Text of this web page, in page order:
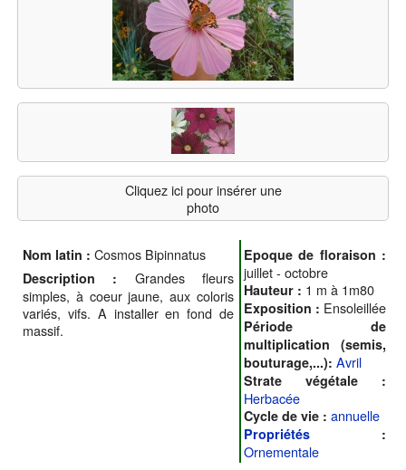
Cliquez ici pour insérer une
photo
Nom latin : Cosmos Bipinnatus
Description : Grandes fleurs
simples, à coeur jaune, aux coloris
variés, vifs. A installer en fond de
massif.
Epoque de floraison :
juillet - octobre
Hauteur : 1 m à 1m80
Exposition : Ensoleillée
Période de
multiplication (semis,
bouturage,...): Avril
Strate végétale :
Herbacée
Cycle de vie : annuelle
Propriétés :
Ornementale